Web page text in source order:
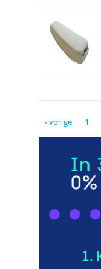
‹ vorige 1